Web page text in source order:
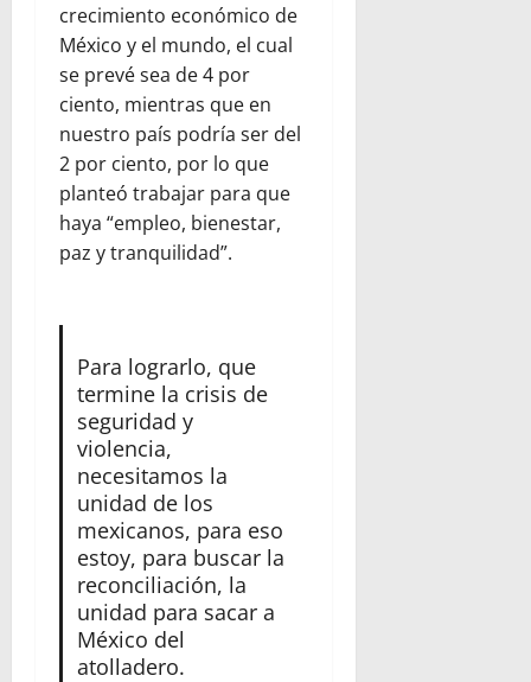
crecimiento económico de
México y el mundo, el cual
se prevé sea de 4 por
ciento, mientras que en
nuestro país podría ser del
2 por ciento, por lo que
planteó trabajar para que
haya “empleo, bienestar,
paz y tranquilidad”.
Para lograrlo, que
termine la crisis de
seguridad y
violencia,
necesitamos la
unidad de los
mexicanos, para eso
estoy, para buscar la
reconciliación, la
unidad para sacar a
México del
atolladero.